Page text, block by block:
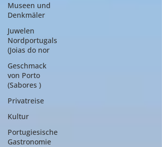
Museen und
Denkmäler
Juwelen
Nordportugals
(Joias do nor
Geschmack
von Porto
(Sabores )
Privatreise
Kultur
Portugiesische
Gastronomie